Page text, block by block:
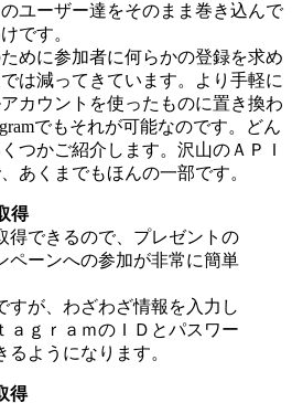
ユーザー達をそのまま巻き込んで
です。
めに参加者に何らかの登録を求め
は減ってきています。より手軽に
カウントを使ったものに置き換わ
でもそれが可能なのです。どん
つかご紹介します。沢山のＡＰＩ
あくまでもほんの一部です。
得
得できるので、プレゼントの
ペーンへの参加が非常に簡単
すが、わざわざ情報を入力し
ａｇｒａｍのＩＤとパスワー
るようになります。
得